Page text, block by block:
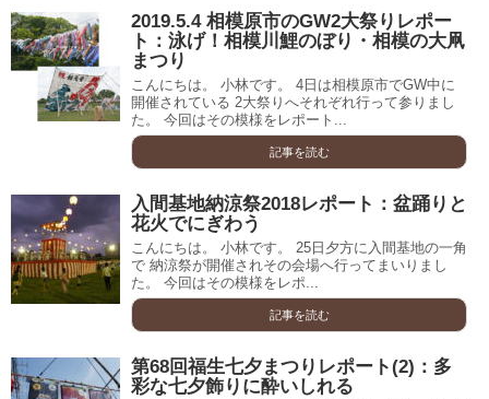
2019.5.4 相模原市のGW2大祭りレポー
ト：泳げ！相模川鯉のぼり・相模の大凧
まつり
こんにちは。 小林です。 4日は相模原市でGW中に
開催されている 2大祭りへそれぞれ行って参りまし
た。 今回はその模様をレポート...
記事を読む
入間基地納涼祭2018レポート：盆踊りと
花火でにぎわう
こんにちは。 小林です。 25日夕方に入間基地の一角
で 納涼祭が開催されその会場へ行ってまいりまし
た。 今回はその模様をレポ...
記事を読む
第68回福生七夕まつりレポート(2)：多
彩な七夕飾りに酔いしれる